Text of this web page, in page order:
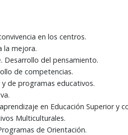
en los centros.
la mejora.
Desarrollo del pensamiento.
de competencias.
de programas educativos.
en Educación Superior y
Multiculturales.
de Orientación.